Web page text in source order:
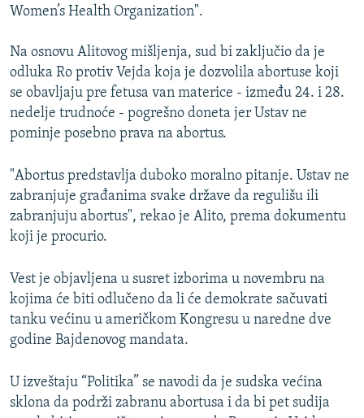
Women’s Health Organization".
Na osnovu Alitovog mišljenja, sud bi zaključio da je
odluka Ro protiv Vejda koja je dozvolila abortuse koji
se obavljaju pre fetusa van materice - između 24. i 28.
nedelje trudnoće - pogrešno doneta jer Ustav ne
pominje posebno prava na abortus.
"Abortus predstavlja duboko moralno pitanje. Ustav ne
zabranjuje građanima svake države da regulišu ili
zabranjuju abortus", rekao je Alito, prema dokumentu
koji je procurio.
Vest je objavljena u susret izborima u novembru na
kojima će biti odlučeno da li će demokrate sačuvati
tanku većinu u američkom Kongresu u naredne dve
godine Bajdenovog mandata.
U izveštaju “Politika” se navodi da je sudska većina
sklona da podrži zabranu abortusa i da bi pet sudija